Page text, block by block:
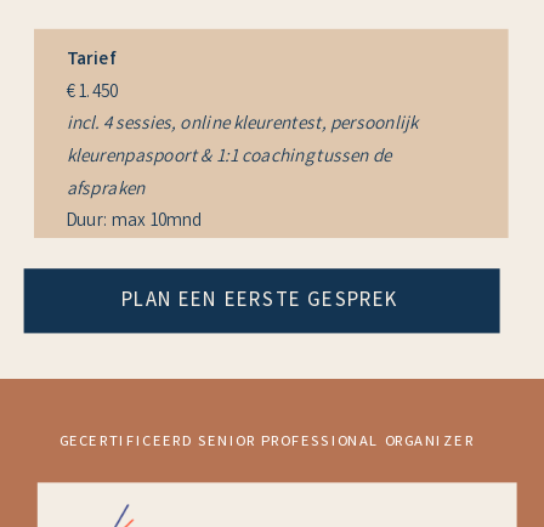
Tarief
€ 1.450
incl. 4 sessies, online kleurentest, persoonlijk
kleurenpaspoort & 1:1 coaching tussen de
afspraken
Duur: max 10mnd
PLAN EEN EERSTE GESPREK
GECERTIFICEERD SENIOR PROFESSIONAL ORGANIZER